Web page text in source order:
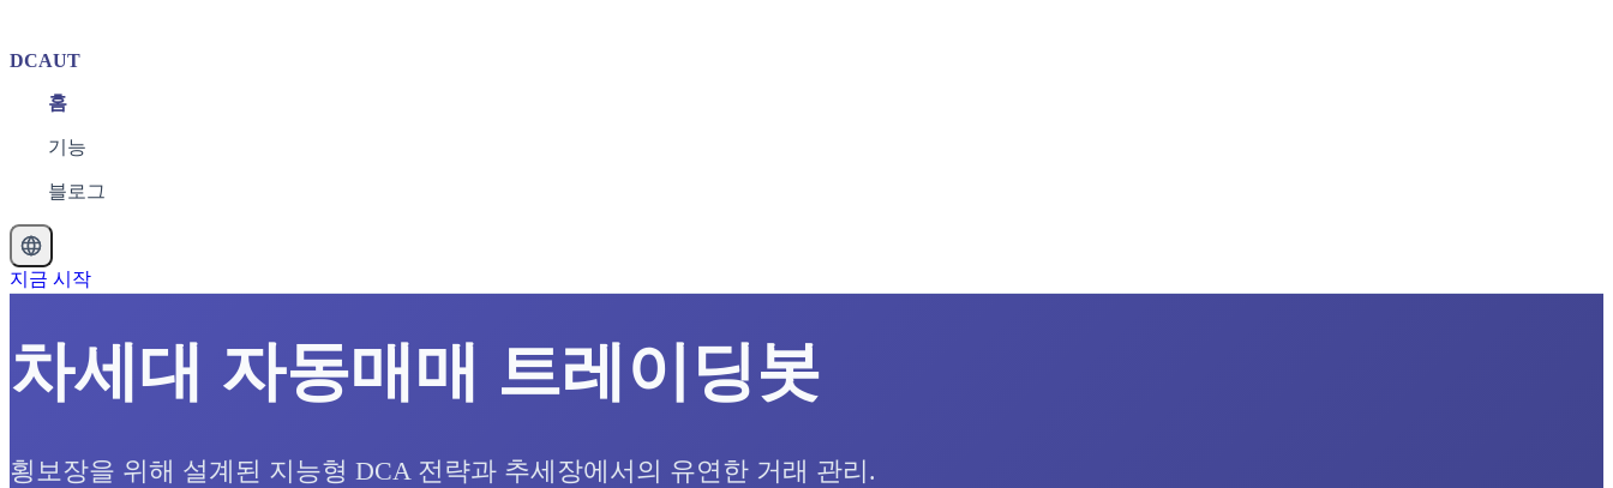
DCAUT
홈
기능
블로그
지금 시작
차세대 자동매매 트레이딩봇
횡보장을 위해 설계된 지능형 DCA 전략과 추세장에서의 유연한 거래 관리.